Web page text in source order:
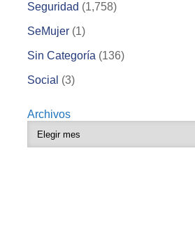
Seguridad (1,758)
SeMujer (1)
Sin Categoría (136)
Social (3)
Archivos